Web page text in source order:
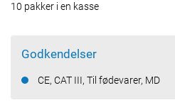
10 pakker i en kasse
Godkendelser
CE, CAT III, Til fødevarer, MD